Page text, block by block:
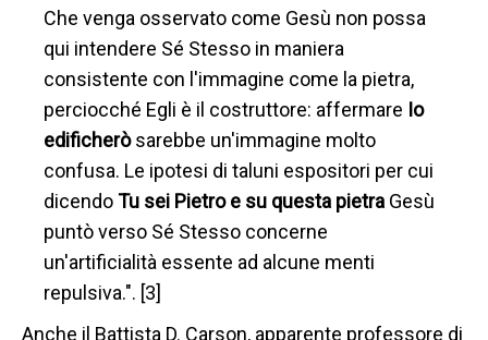
Che venga osservato come Gesù non possa
qui intendere Sé Stesso in maniera
consistente con l'immagine come la pietra,
perciocché Egli è il costruttore: affermare Io
edificheròsarebbe un'immagine molto
confusa. Le ipotesi di taluni espositori per cui
dicendoTu sei Pietro e su questa pietra Gesù
puntò verso Sé Stesso concerne
un'artificialità essente ad alcune menti
repulsiva.". [3]
Anche il Battista D. Carson, apparente professore di